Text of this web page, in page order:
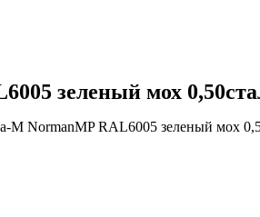
зеленый мох
NormanMP RAL6005 зеленый мох